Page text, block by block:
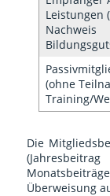
Leistungen
Nachweis
(ohne
Training/
Die
Überweisung